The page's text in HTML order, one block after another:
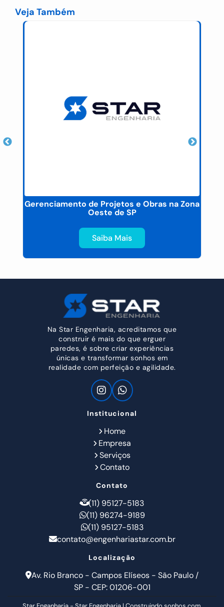
Veja Também
Gerenciamento de Projetos e Obras na Zona
Oeste de SP
Saiba Mais
Na Star Engenharia, acreditamos que
construir é mais do que erguer
paredes, é sobre criar experiências
únicas e transformar sonhos em
realidade com perfeição e agilidade.
Institucional
Home
Empresa
Serviços
Contato
Contato
(11) 95127-5183
(11) 96274-9189
(11) 95127-5183
contato@engenhariastar.com.br
Localização
Av. Rio Branco - Campos Elíseos - São Paulo /
SP - CEP: 01206-001